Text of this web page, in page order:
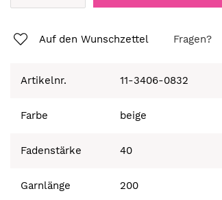
Auf den Wunschzettel Fragen?
Artikelnr. 11-3406-0832
Farbe beige
Fadenstärke 40
Garnlänge 200